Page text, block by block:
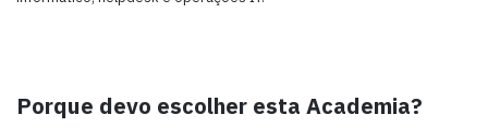
Porque devo escolher esta Academia?